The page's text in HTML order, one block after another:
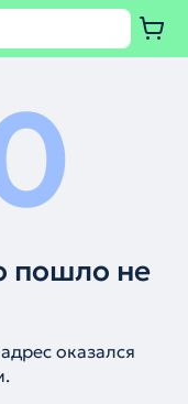
пошло не
оказался